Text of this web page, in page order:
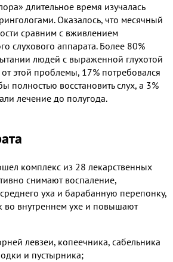
длительное время изучалась
Оказалось, что месячный
сравним с вживлением
слухового аппарата. Более 80%
людей с выраженной глухотой
от этой проблемы, 17% потребовался
полностью восстановить слух, а 3%
лечение до полугода.
комплекс из 28 лекарственных
снимают воспаление,
уха и барабанную перепонку,
во внутреннем ухе и повышают
левзеи, копеечника, сабельника
и пустырника;